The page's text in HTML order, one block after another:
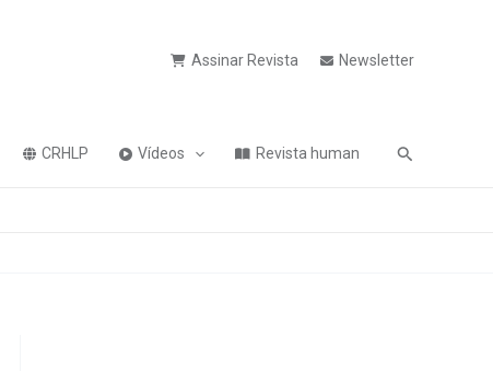
Assinar Revista Newsletter
CRHLP Vídeos Revista human Pesquisa